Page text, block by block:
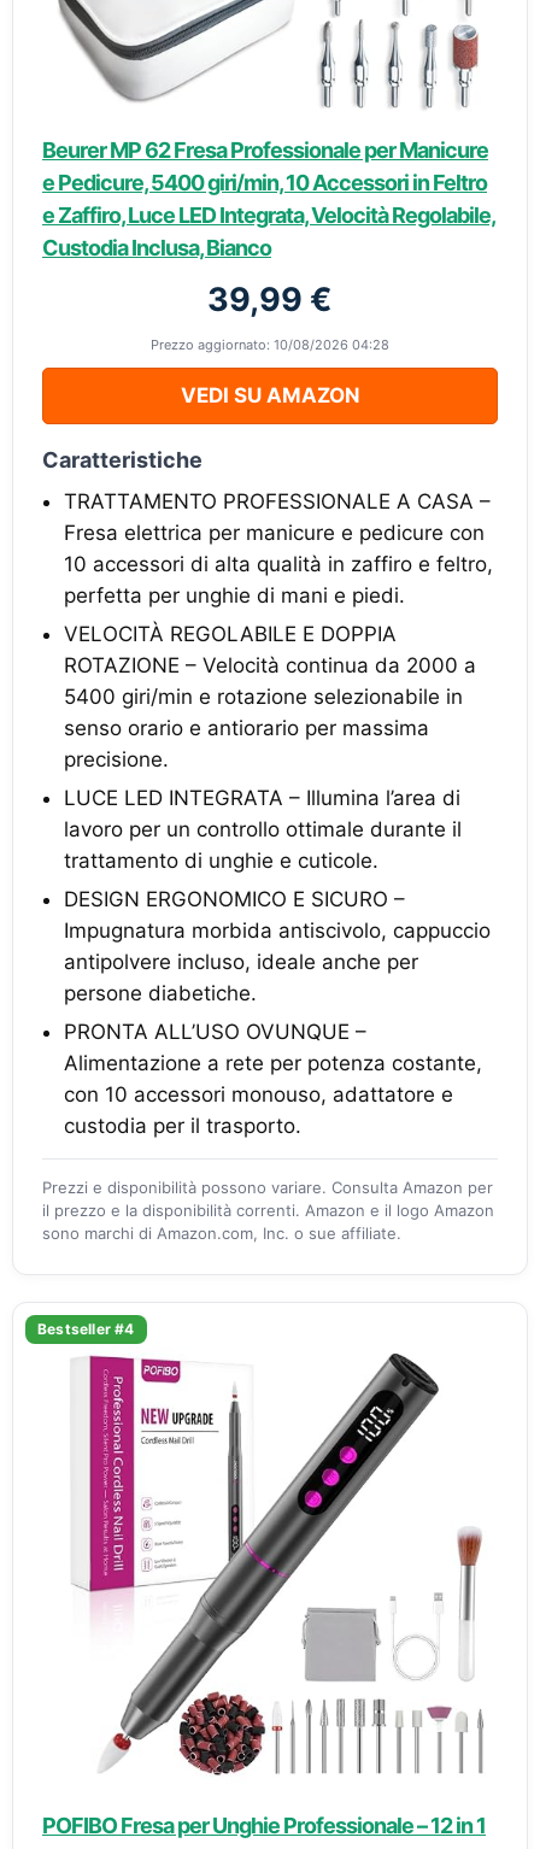
Beurer MP 62 Fresa Professionale per Manicure
e Pedicure, 5400 giri/min, 10 Accessori in Feltro
e Zaffiro, Luce LED Integrata, Velocità Regolabile,
Custodia Inclusa, Bianco
39,99 €
Prezzo aggiornato: 10/08/2026 04:28
VEDI SU AMAZON
Caratteristiche
TRATTAMENTO PROFESSIONALE A CASA –
Fresa elettrica per manicure e pedicure con
10 accessori di alta qualità in zaffiro e feltro,
perfetta per unghie di mani e piedi.
VELOCITÀ REGOLABILE E DOPPIA
ROTAZIONE – Velocità continua da 2000 a
5400 giri/min e rotazione selezionabile in
senso orario e antiorario per massima
precisione.
LUCE LED INTEGRATA – Illumina l’area di
lavoro per un controllo ottimale durante il
trattamento di unghie e cuticole.
DESIGN ERGONOMICO E SICURO –
Impugnatura morbida antiscivolo, cappuccio
antipolvere incluso, ideale anche per
persone diabetiche.
PRONTA ALL’USO OVUNQUE –
Alimentazione a rete per potenza costante,
con 10 accessori monouso, adattatore e
custodia per il trasporto.
Prezzi e disponibilità possono variare. Consulta Amazon per
il prezzo e la disponibilità correnti. Amazon e il logo Amazon
sono marchi di Amazon.com, Inc. o sue affiliate.
Bestseller #4
POFIBO Fresa per Unghie Professionale – 12 in 1